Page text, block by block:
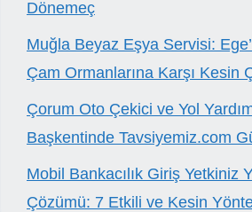
Dönemeç
Muğla Beyaz Eşya Servisi:
Çam Ormanlarına Karşı Kesin
Çorum Oto Çekici ve Yol
Başkentinde Tavsiyemiz.com
Mobil Bankacılık Giriş Yetkiniz
Çözümü: 7 Etkili ve Kesin